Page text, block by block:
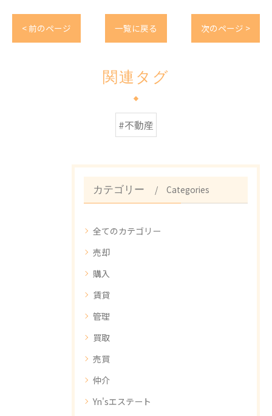
< 前のページ 一覧に戻る 次のページ >
関連タグ
#不動産
カテゴリー Categories
全てのカテゴリー
売却
購入
賃貸
管理
買取
売買
仲介
Yn'sエステート